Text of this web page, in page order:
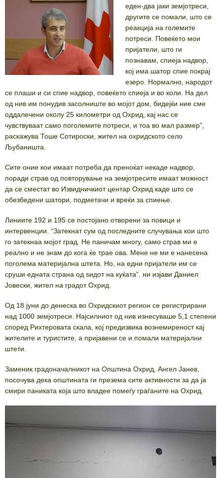
еден-два јаки земјотреси,
другите се помали, што се
реакција на големите
потреси. Повеќето мои
пријатели, што ги
познавам, спиеја надвор,
кој има шатор спие покрај
езеро. Нормално, народот
се плаши и си спие надвор, повеќето спиеја и во коли. На дел
од нив им понудив засолниште во мојот дом, бидејќи ние сме
оддалечени околу 25 километри од Охрид, кај нас се
чувствуваат само поголемите потреси, и тоа во мал размер”,
раскажува Тоше Сотироски, жител на охридското село
Љубаништа.
Сите оние кои имаат потреба да преноќат некаде надвор,
поради страв од повторување на земјотресите имаат можност
да се сместат во Извидничкиот центар Охрид каде што се
обезбедени шатори, подметачи и вреќи за спиење.
Линиите 192 и 195 се постојано отворени за повици и
интервенции. “Затекнат сум од последните случувања кои што
го затекнаа мојот град. Не паничам многу, само страв ми е
реално и не знам до кога ќе трае ова. Мене не ми е нанесена
поголема материјална штета. Но, на едни пријатели им се
сруши едната страна од ѕидот на куќата”, ни изјави Даниел
Јовески, жител на градот Охрид.
Од 18 јуни до денеска во Охридскиот регион се регистрирани
над 1000 земјотреси. Најсилниот од нив изнесуваше 5,1 степени
според Рихтеровата скала, кој предизвика вознемиреност кај
жителите и туристите, а пријавени се и помали материјални
штети.
Заменик градоначалникот на Општина Охрид, Ангел Јанев,
посочува дека општината ги презема сите активности за да ја
смири паниката која што владее помеѓу граѓаните на Охрид.